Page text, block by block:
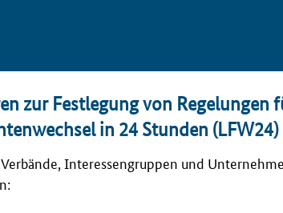
zur Festlegung von
in 24 Stunden (LFW24)
Interessengruppen und